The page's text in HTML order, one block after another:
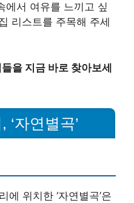
에서 여유를 느끼고 싶
리스트를 주목해 주세
을 지금 바로 찾아보세
‘자연별곡’
위치한 ‘자연별곡’은